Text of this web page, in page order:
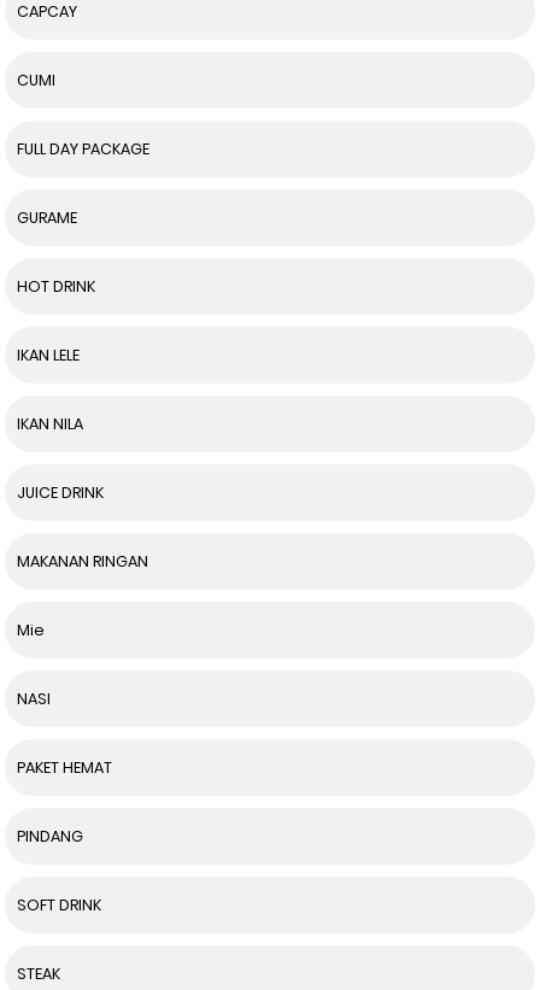
CAPCAY
CUMI
FULL DAY PACKAGE
GURAME
HOT DRINK
IKAN LELE
IKAN NILA
JUICE DRINK
MAKANAN RINGAN
Mie
NASI
PAKET HEMAT
PINDANG
SOFT DRINK
STEAK